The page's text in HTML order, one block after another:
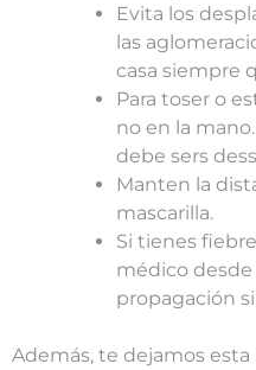
Evita los
las
casa siempre
Para toser o
no en la
debe sers
Manten la
mascarilla.
Si tienes
médico desde
propagación
Además, te dejamos